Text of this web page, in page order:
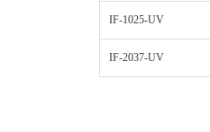
IF-1025-UV
IF-2037-UV